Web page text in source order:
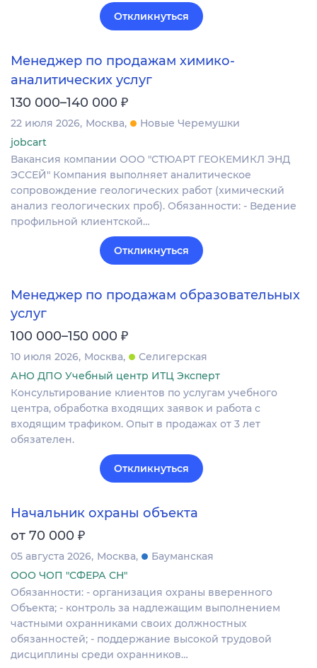
Откликнуться
Менеджер по продажам химико-
аналитических услуг
130 000–140 000 ₽
22 июля 2026 Москва
Новые Черемушки
jobcart
Вакансия компании ООО "СТЮАРТ ГЕОКЕМИКЛ ЭНД
ЭССЕЙ" Компания выполняет аналитическое
сопровождение геологических работ (химический
анализ геологических проб). Обязанности: - Ведение
профильной клиентской…
Откликнуться
Менеджер по продажам образовательных
услуг
100 000–150 000 ₽
10 июля 2026 Москва
Селигерская
АНО ДПО Учебный центр ИТЦ Эксперт
Консультирование клиентов по услугам учебного
центра, обработка входящих заявок и работа с
входящим трафиком. Опыт в продажах от 3 лет
обязателен.
Откликнуться
Начальник охраны объекта
от 70 000 ₽
05 августа 2026 Москва
Бауманская
ООО ЧОП "СФЕРА СН"
Обязанности: - организация охраны вверенного
Объекта; - контроль за надлежащим выполнением
частными охранниками своих должностных
обязанностей; - поддержание высокой трудовой
дисциплины среди охранников…